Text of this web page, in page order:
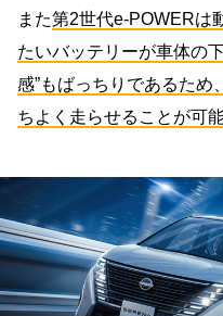
また第2世代e-POWERは
たいバッテリーが車体の
感”もばっちりであるため
ちよく走らせることが可能